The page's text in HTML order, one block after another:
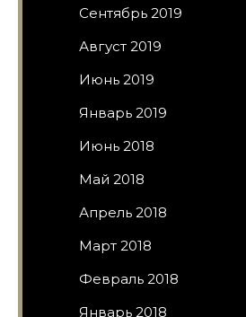
Сентябрь 2019
Август 2019
Июнь 2019
Январь 2019
Июнь 2018
Май 2018
Апрель 2018
Март 2018
Февраль 2018
Январь 2018